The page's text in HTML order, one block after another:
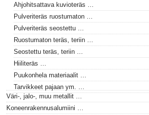
Ahjohitsattava kuvioteräs …
Pulveriteräs ruostumaton …
Pulveriteräs seostettu …
Ruostumaton teräs, teriin …
Seostettu teräs, teriin …
Hiiliteräs …
Puukonhela materiaalit …
Tarvikkeet pajaan ym. …
Väri-, jalo-, muu metallit …
Koneenrakennusalumiini …